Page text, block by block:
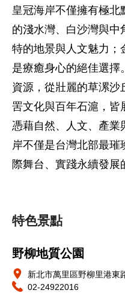
皇冠海岸不僅擁有極北
的淺水灣、白沙灣與中
特的地景與人文魅力；
是療癒身心的絕佳選
資源，從壯麗的草漯沙
罟文化與百年石滬，皆
憑藉自然、人文、產
岸不僅是台灣北部最璀
際舞台、實踐永續發展
特色景點
野柳地質公園
新北市萬里區野柳里港東
02-24922016